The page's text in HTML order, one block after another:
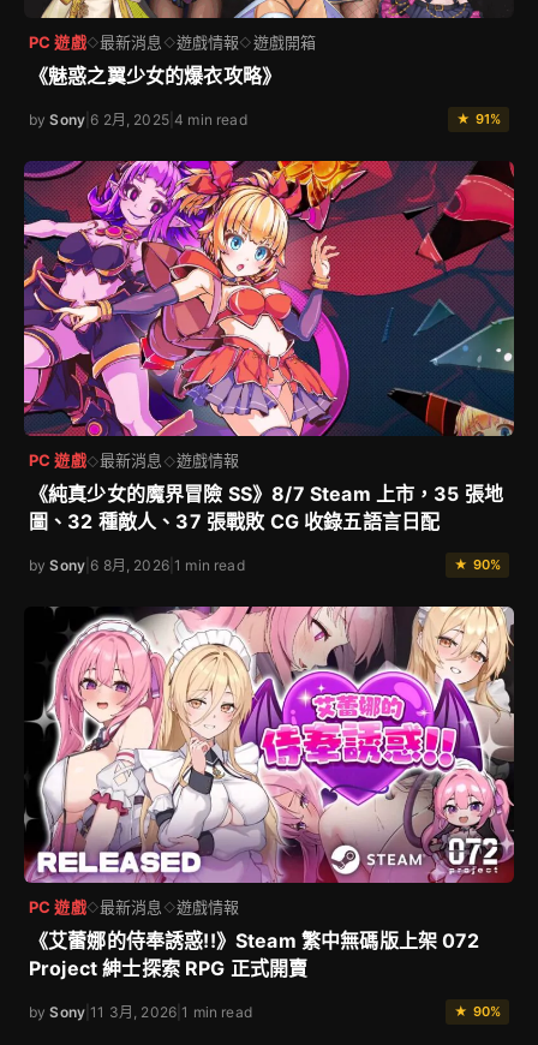
PC 遊戲◇最新消息 ◇遊戲情報◇遊戲開箱
《魅惑之翼少女的爆衣攻略》
bySony 6 2月, 2025|4 min read ★ 91%
PC 遊戲◇最新消息 ◇遊戲情報
《純真少女的魔界冒險 SS》8/7 Steam 上市，35 張地
圖、32 種敵人、37 張戰敗 CG 收錄五語言日配
bySony 6 8月, 2026|1 min read ★ 90%
PC 遊戲◇最新消息 ◇遊戲情報
《艾蕾娜的侍奉誘惑!!》Steam 繁中無碼版上架 072
Project 紳士探索 RPG 正式開賣
bySony |11 3月, 2026 |1 min read ★ 90%